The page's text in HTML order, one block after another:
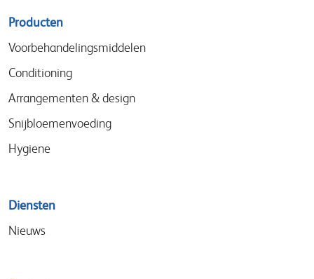
Sitemap
menu
Producten
Voorbehandelingsmiddelen
Conditioning
Arrangementen & design
Snijbloemenvoeding
Hygiene
Diensten
Nieuws